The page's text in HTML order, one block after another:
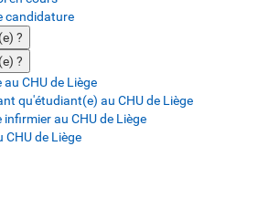
candidature
?
?
CHU de Liège
qu'étudiant(e) au CHU de Liège
infirmier au CHU de Liège
CHU de Liège